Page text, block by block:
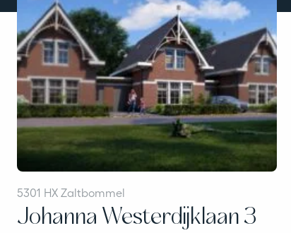
5301 HX Zaltbommel
Johanna Westerdijklaan 3